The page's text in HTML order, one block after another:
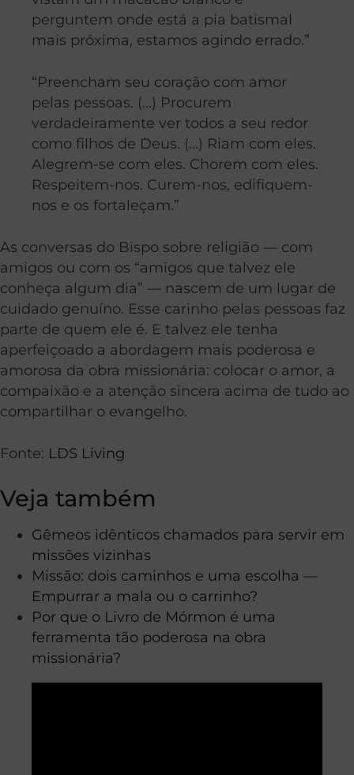
perguntem onde está a pia batismal
mais próxima, estamos agindo errado.”
“Preencham seu coração com amor
pelas pessoas. (…) Procurem
verdadeiramente ver todos a seu redor
como filhos de Deus. (…) Riam com eles.
Alegrem-se com eles. Chorem com eles.
Respeitem-nos. Curem-nos, edifiquem-
nos e os fortaleçam.”
As conversas do Bispo sobre religião — com
amigos ou com os “amigos que talvez ele
conheça algum dia” — nascem de um lugar de
cuidado genuíno. Esse carinho pelas pessoas faz
parte de quem ele é. E talvez ele tenha
aperfeiçoado a abordagem mais poderosa e
amorosa da obra missionária: colocar o amor, a
compaixão e a atenção sincera acima de tudo ao
compartilhar o evangelho.
Fonte: LDS Living
Veja também
Gêmeos idênticos chamados para servir em
missões vizinhas
Missão: dois caminhos e uma escolha —
Empurrar a mala ou o carrinho?
Por que o Livro de Mórmon é uma
ferramenta tão poderosa na obra
missionária?